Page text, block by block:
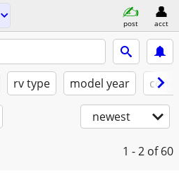
post acct
rv type model year
newest
1 - 2 of 60